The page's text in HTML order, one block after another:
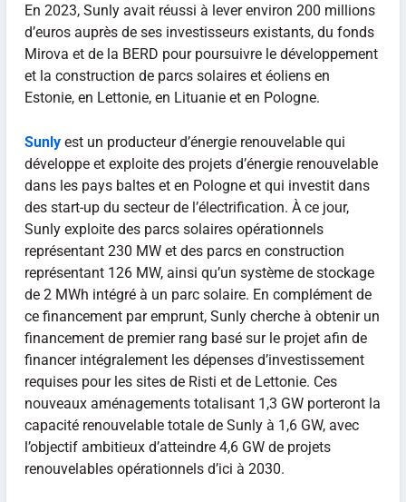
En 2023, Sunly avait réussi à lever environ 200 millions
d’euros auprès de ses investisseurs existants, du fonds
Mirova et de la BERD pour poursuivre le développement
et la construction de parcs solaires et éoliens en
Estonie, en Lettonie, en Lituanie et en Pologne.
Sunly est un producteur d’énergie renouvelable qui
développe et exploite des projets d’énergie renouvelable
dans les pays baltes et en Pologne et qui investit dans
des start-up du secteur de l’électrification. À ce jour,
Sunly exploite des parcs solaires opérationnels
représentant 230 MW et des parcs en construction
représentant 126 MW, ainsi qu’un système de stockage
de 2 MWh intégré à un parc solaire. En complément de
ce financement par emprunt, Sunly cherche à obtenir un
financement de premier rang basé sur le projet afin de
financer intégralement les dépenses d’investissement
requises pour les sites de Risti et de Lettonie. Ces
nouveaux aménagements totalisant 1,3 GW porteront la
capacité renouvelable totale de Sunly à 1,6 GW, avec
l’objectif ambitieux d’atteindre 4,6 GW de projets
renouvelables opérationnels d’ici à 2030.